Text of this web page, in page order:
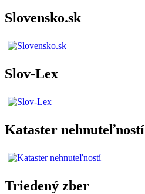
Slovensko.sk
Slov-Lex
Kataster nehnuteľností
Triedený zber